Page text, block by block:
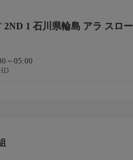
2ND 1 石川県輪島 アラ スロ
～05:00